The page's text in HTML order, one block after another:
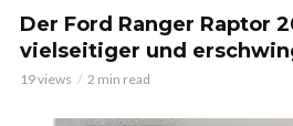
Der Ford Ranger Raptor
vielseitiger und
19 views 2 min read